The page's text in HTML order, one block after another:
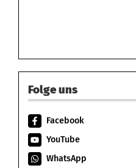
Folge uns
Facebook
YouTube
WhatsApp